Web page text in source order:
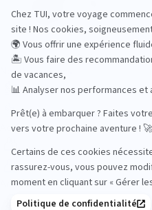
Océan Indien
Nos thématiques
Actif
Adult only